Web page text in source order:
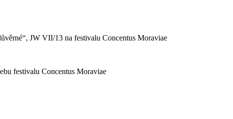
JW VII/13 na festivalu Concentus Moraviae
festivalu Concentus Moraviae